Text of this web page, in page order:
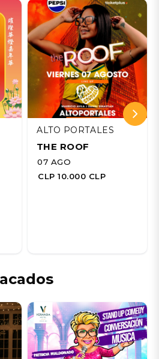
ALTO PORTALES
THE ROOF
07 AGO
CLP 10.000 CLP